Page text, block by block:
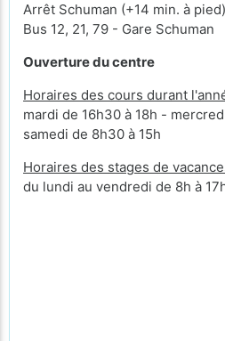
Arrêt Schuman (+14 min. à
Bus 12, 21, 79 - Gare Schuman
Ouverture du centre
Horaires des cours durant
mardi de 16h30 à 18h -
samedi de 8h30 à 15h
Horaires des stages de
du lundi au vendredi de 8h à